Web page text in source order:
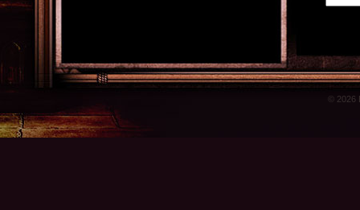
© 2026